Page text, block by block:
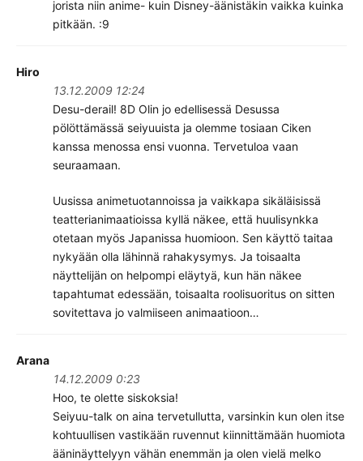
jorista niin anime- kuin Disney-äänistäkin vaikka kuinka
pitkään. :9
Hiro
13.12.2009 12:24
Desu-derail! 8D Olin jo edellisessä Desussa
pölöttämässä seiyuuista ja olemme tosiaan Ciken
kanssa menossa ensi vuonna. Tervetuloa vaan
seuraamaan.
Uusissa animetuotannoissa ja vaikkapa sikäläisissä
teatterianimaatioissa kyllä näkee, että huulisynkka
otetaan myös Japanissa huomioon. Sen käyttö taitaa
nykyään olla lähinnä rahakysymys. Ja toisaalta
näyttelijän on helpompi eläytyä, kun hän näkee
tapahtumat edessään, toisaalta roolisuoritus on sitten
sovitettava jo valmiiseen animaatioon…
Arana
14.12.2009 0:23
Hoo, te olette siskoksia!
Seiyuu-talk on aina tervetullutta, varsinkin kun olen itse
kohtuullisen vastikään ruvennut kiinnittämään huomiota
ääninäyttelyyn vähän enemmän ja olen vielä melko